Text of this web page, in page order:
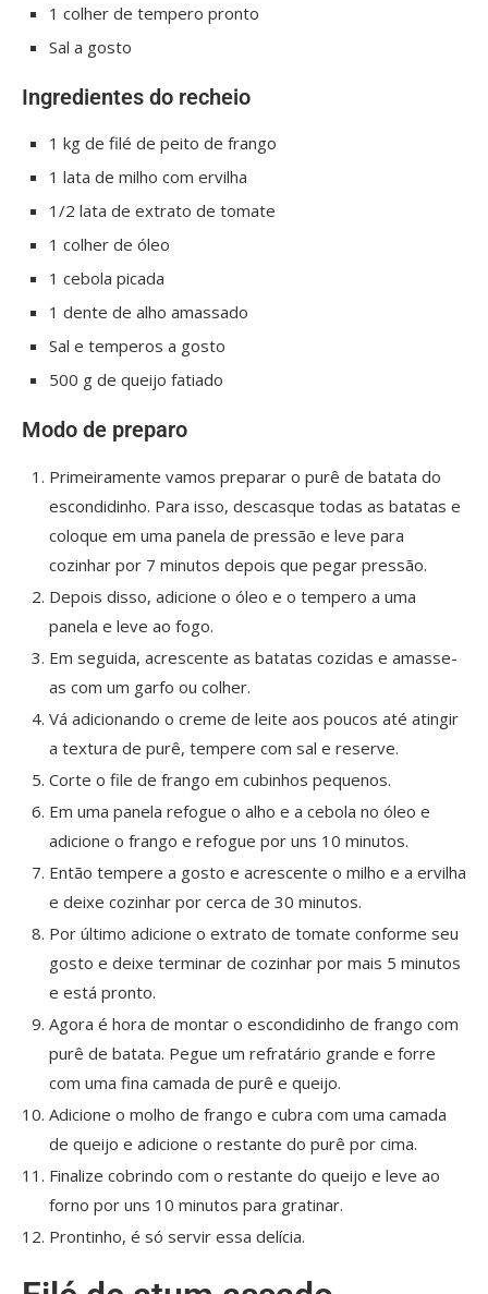
1 colher de tempero pronto
Sal a gosto
Ingredientes do recheio
1 kg de filé de peito de frango
1 lata de milho com ervilha
1/2 lata de extrato de tomate
1 colher de óleo
1 cebola picada
1 dente de alho amassado
Sal e temperos a gosto
500 g de queijo fatiado
Modo de preparo
Primeiramente vamos preparar o purê de batata do
escondidinho. Para isso, descasque todas as batatas e
coloque em uma panela de pressão e leve para
cozinhar por 7 minutos depois que pegar pressão.
Depois disso, adicione o óleo e o tempero a uma
panela e leve ao fogo.
Em seguida, acrescente as batatas cozidas e amasse-
as com um garfo ou colher.
Vá adicionando o creme de leite aos poucos até atingir
a textura de purê, tempere com sal e reserve.
Corte o file de frango em cubinhos pequenos.
Em uma panela refogue o alho e a cebola no óleo e
adicione o frango e refogue por uns 10 minutos.
Então tempere a gosto e acrescente o milho e a ervilha
e deixe cozinhar por cerca de 30 minutos.
Por último adicione o extrato de tomate conforme seu
gosto e deixe terminar de cozinhar por mais 5 minutos
e está pronto.
Agora é hora de montar o escondidinho de frango com
purê de batata. Pegue um refratário grande e forre
com uma fina camada de purê e queijo.
Adicione o molho de frango e cubra com uma camada
de queijo e adicione o restante do purê por cima.
Finalize cobrindo com o restante do queijo e leve ao
forno por uns 10 minutos para gratinar.
Prontinho, é só servir essa delícia.